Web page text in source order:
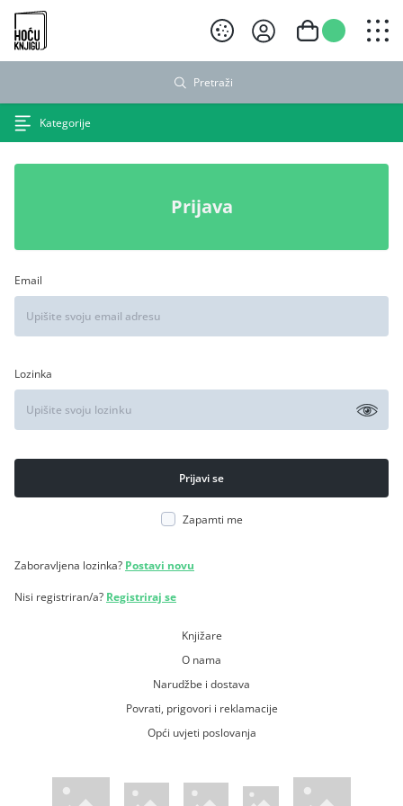
Hoću knjigu crni logo
Pretraži
Kategorije
Prijava
Email
Lozinka
Zapamti me
Zaboravljena lozinka? Postavi novu
Nisi registriran/a? Registriraj se
Knjižare
O nama
Narudžbe i dostava
Povrati, prigovori i reklamacije
Opći uvjeti poslovanja
WsPay web stranicaMaestro web stranicaMastercard web stranicaAmerican Express web stranica
Visa web stranica